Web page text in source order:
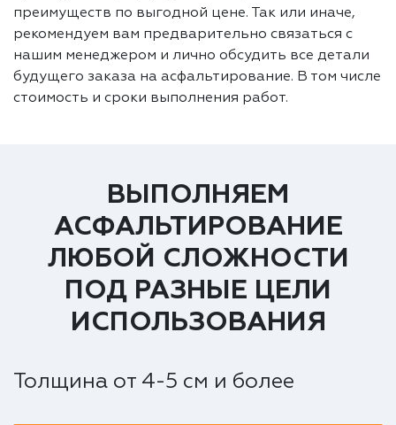
преимуществ по выгодной цене. Так или иначе,
рекомендуем вам предварительно связаться с
нашим менеджером и лично обсудить все детали
будущего заказа на асфальтирование. В том числе
стоимость и сроки выполнения работ.
ВЫПОЛНЯЕМ
АСФАЛЬТИРОВАНИЕ
ЛЮБОЙ СЛОЖНОСТИ
ПОД РАЗНЫЕ ЦЕЛИ
ИСПОЛЬЗОВАНИЯ
Толщина от 4-5 см и более